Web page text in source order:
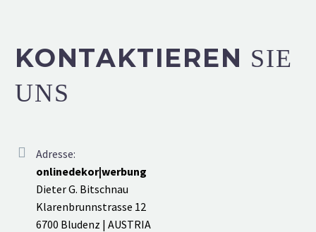
KONTAKTIEREN SIE
UNS
Adresse:
onlinedekor|werbung
Dieter G. Bitschnau
Klarenbrunnstrasse 12
6700 Bludenz | AUSTRIA